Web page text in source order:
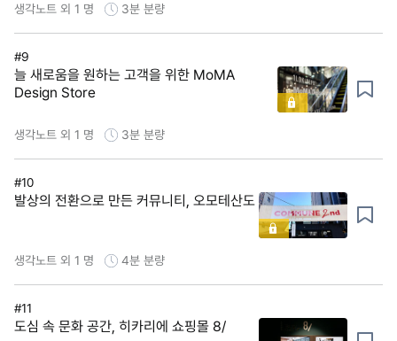
생각노트 외 1 명 3분 분량
#9
늘 새로움을 원하는 고객을 위한 MoMA
Design Store
생각노트 외 1 명 3분 분량
#10
발상의 전환으로 만든 커뮤니티, 오모테산도
생각노트 외 1 명 4분 분량
#11
도심 속 문화 공간, 히카리에 쇼핑몰 8/